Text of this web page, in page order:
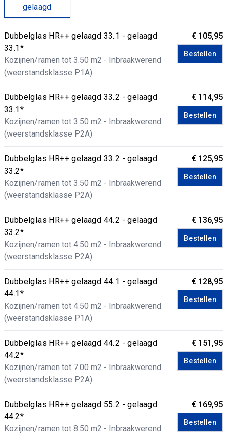
gelaagd
Dubbelglas HR++ gelaagd 33.1 - gelaagd
33.1*
Kozijnen/ramen tot 3.50 m2 - Inbraakwerend
(weerstandsklasse P1A)
€ 105,95
Bestellen
Dubbelglas HR++ gelaagd 33.2 - gelaagd
33.1*
Kozijnen/ramen tot 3.50 m2 - Inbraakwerend
(weerstandsklasse P2A)
€ 114,95
Bestellen
Dubbelglas HR++ gelaagd 33.2 - gelaagd
33.2*
Kozijnen/ramen tot 3.50 m2 - Inbraakwerend
(weerstandsklasse P2A)
€ 125,95
Bestellen
Dubbelglas HR++ gelaagd 44.2 - gelaagd
33.2*
Kozijnen/ramen tot 4.50 m2 - Inbraakwerend
(weerstandsklasse P2A)
€ 136,95
Bestellen
Dubbelglas HR++ gelaagd 44.1 - gelaagd
44.1*
Kozijnen/ramen tot 4.50 m2 - Inbraakwerend
(weerstandsklasse P1A)
€ 128,95
Bestellen
Dubbelglas HR++ gelaagd 44.2 - gelaagd
44.2*
Kozijnen/ramen tot 7.00 m2 - Inbraakwerend
(weerstandsklasse P2A)
€ 151,95
Bestellen
Dubbelglas HR++ gelaagd 55.2 - gelaagd
44.2*
Kozijnen/ramen tot 8.50 m2 - Inbraakwerend
€ 169,95
Bestellen